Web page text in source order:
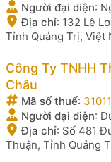
Người đại diện:
Địa chỉ: 132 Lê
Tỉnh Quảng Trị, Việt
Công Ty TNHH
Châu
Mã số thuế:
Người đại diện:
Địa chỉ: Số 481
Thuận, Tỉnh Quảng